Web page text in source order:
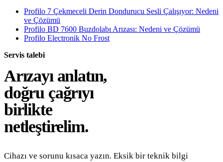
Profilo 7 Çekmeceli Derin Dondurucu Sesli Çalışıyor: Nedeni
ve Çözümü
Profilo BD 7600 Buzdolabı Arızası: Nedeni ve Çözümü
Profilo Electronik No Frost
Servis talebi
Arızayı anlatın,
doğru çağrıyı
birlikte
netleştirelim.
Cihazı ve sorunu kısaca yazın. Eksik bir teknik bilgi